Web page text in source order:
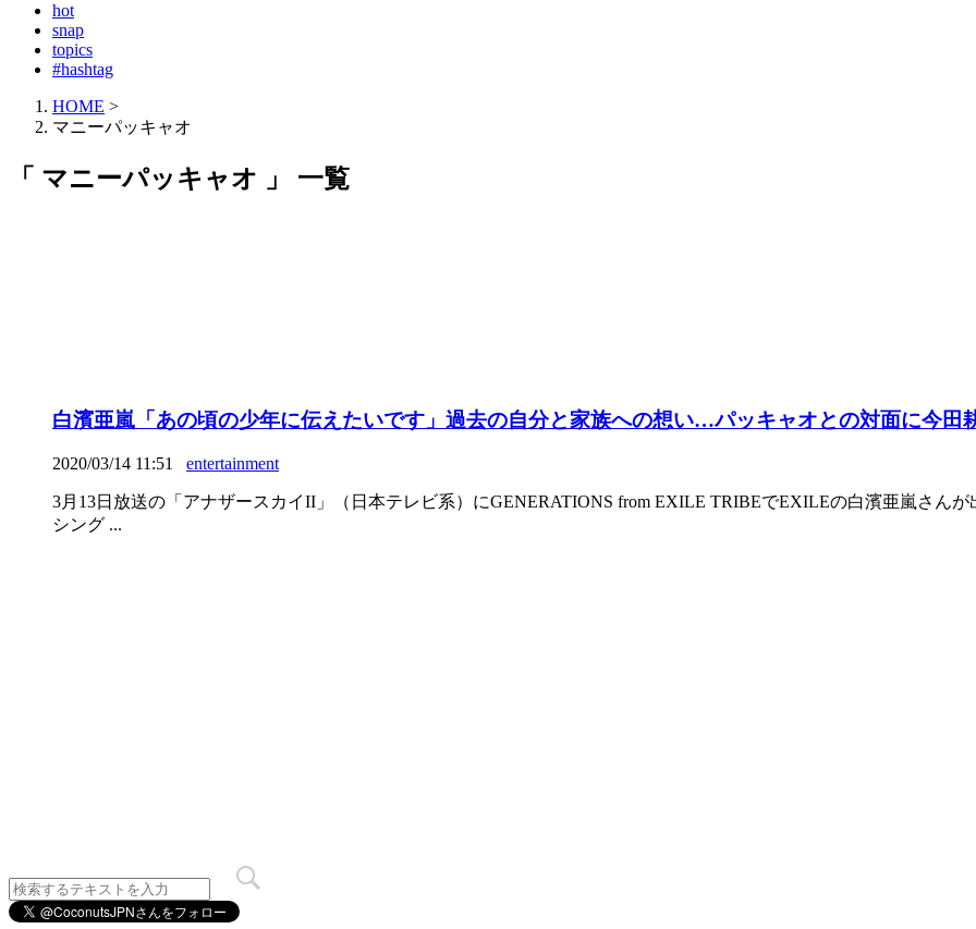
hot
snap
topics
#hashtag
HOME >
マニーパッキャオ
「 マニーパッキャオ 」 一覧
白濱亜嵐「あの頃の少年に伝えたいです」過去の自分と家族への想い…パッキャオとの対面に今田
2020/03/14 11:51 entertainment
3月13日放送の「アナザースカイII」（日本テレビ系）にGENERATIONS from EXILE TRIBEでEXILEの白濱亜嵐さん
シング ...